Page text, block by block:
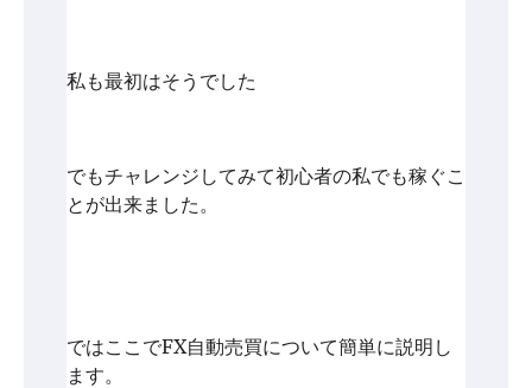
私も最初はそうでした
でもチャレンジしてみて初心者の私でも稼ぐこ
とが出来ました。
ではここでFX自動売買について簡単に説明し
ます。